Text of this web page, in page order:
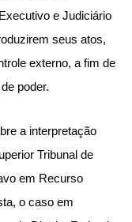
e Judiciário
seus atos,
externo, a fim de
poder.
a interpretação
Tribunal de
em Recurso
o caso em